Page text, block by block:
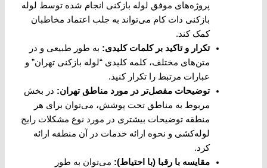
پروژه‌های موفق لوله بازکنی انجام شده توسط لوله
بازکنی دات کام می‌تواند به جلب اعتماد مخاطبان
کمک کند.
تکرار و تاکید بر کلمات کلیدی: به طور طبیعی و در
متن‌های مختلف، کلمه کلیدی “لوله بازکنی تهران” و
عبارات مرتبط را تکرار کنید.
توضیحات مفصل‌تر در مورد مناطق تهران: در بخش
مربوط به مناطق تحت پوشش، می‌توان برای هر
منطقه توضیحات بیشتری در مورد نوع مشکلات رایج
لوله‌کشی و نحوه ارائه خدمات در آن منطقه ارائه
کرد.
مقایسه با رقبا (با احتیاط): می‌توان به طور